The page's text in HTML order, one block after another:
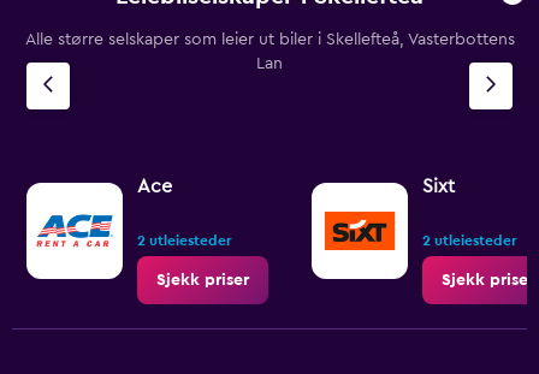
Alle større selskaper som leier ut biler i Skellefteå, Vasterbottens
Lan
Ace
2 utleiesteder
Sjekk priser
Sixt
2 utleiesteder
Sjekk priser